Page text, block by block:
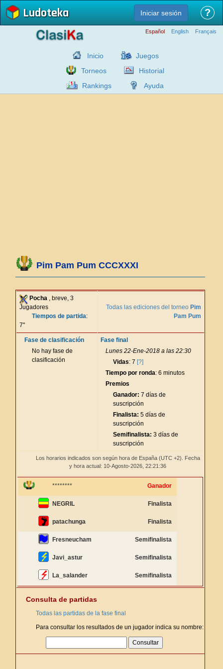
Ludoteka Iniciar sesión ?
Español English Français
Inicio
Juegos
Torneos
Historial
Rankings
Ayuda
Pim Pam Pum CCCXXXI
Pocha , breve, 3
Jugadores
Tiempos de partida:
7"
Todas las ediciones del torneo Pim
Pam Pum
Fase de clasificación
No hay fase de
clasificación
Fase final
Lunes 22-Ene-2018 a las 22:30
Vidas: 7 [?]
Tiempo por ronda: 6 minutos
Premios
Ganador: 7 días de
suscripción
Finalista: 5 días de
suscripción
Semifinalista: 3 días de
suscripción
Los horarios indicados son según hora de España (UTC +2). Fecha
y hora actual: 10-Agosto-2026, 22:21:37
******** Ganador
NEGRIL Finalista
patachunga Finalista
Fresneucham Semifinalista
Javi_astur Semifinalista
La_salander Semifinalista
Consulta de partidas
Todas las partidas de la fase final
Para consultar los resultados de un jugador indica su nombre: